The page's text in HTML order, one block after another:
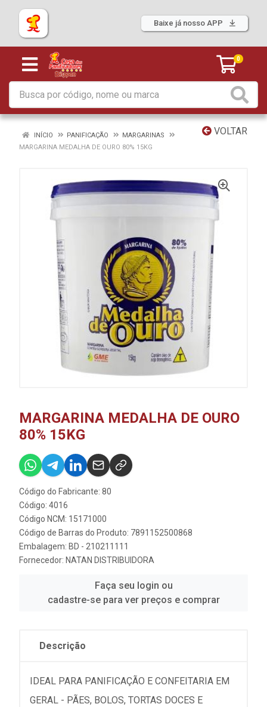
Baixe já nosso APP
0
VOLTAR
INÍCIO PANIFICAÇÃO
MARGARINAS
MARGARINA MEDALHA DE OURO 80% 15KG
MARGARINA MEDALHA DE OURO
80% 15KG
Código do Fabricante: 80
Código: 4016
Código NCM: 15171000
Código de Barras do Produto: 7891152500868
Embalagem: BD - 210211111
Fornecedor: NATAN DISTRIBUIDORA
Faça seu login ou
cadastre-se para ver preços e comprar
Descrição
IDEAL PARA PANIFICAÇÃO E CONFEITARIA EM
GERAL - PÃES, BOLOS, TORTAS DOCES E